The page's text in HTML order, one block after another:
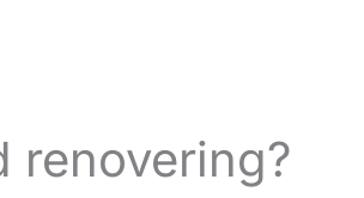
renovering?